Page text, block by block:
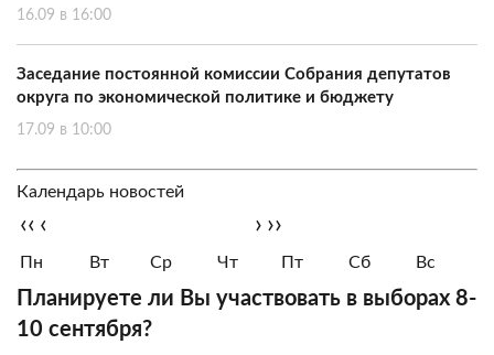
16.09 в 16:00
Заседание постоянной комиссии Собрания депутатов
округа по экономической политике и бюджету
17.09 в 10:00
Календарь новостей
‹‹ ‹ › ››
Пн Вт Ср Чт Пт Сб Вс
Планируете ли Вы участвовать в выборах 8-
10 сентября?